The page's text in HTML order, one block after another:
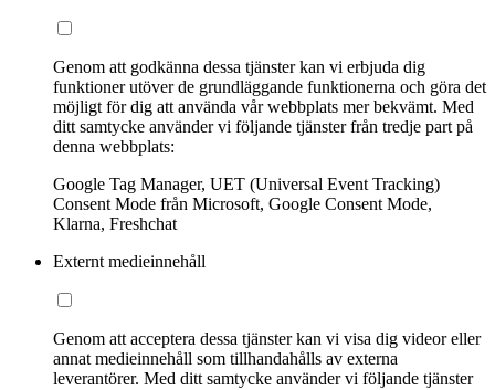
Genom att godkänna dessa tjänster kan vi erbjuda dig
funktioner utöver de grundläggande funktionerna och göra det
möjligt för dig att använda vår webbplats mer bekvämt. Med
ditt samtycke använder vi följande tjänster från tredje part på
denna webbplats:
Google Tag Manager, UET (Universal Event Tracking)
Consent Mode från Microsoft, Google Consent Mode,
Klarna, Freshchat
Externt medieinnehåll
Genom att acceptera dessa tjänster kan vi visa dig videor eller
annat medieinnehåll som tillhandahålls av externa
leverantörer. Med ditt samtycke använder vi följande tjänster